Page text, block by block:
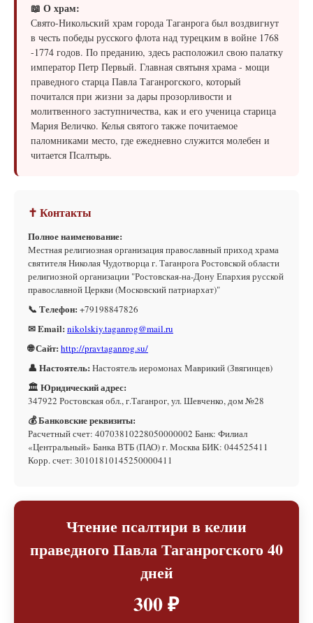
📖 О храм:
Свято-Никольский храм города Таганрога был воздвигнут
в честь победы русского флота над турецким в войне 1768
-1774 годов. По преданию, здесь расположил свою палатку
император Петр Первый. Главная святыня храма - мощи
праведного старца Павла Таганрогского, который
почитался при жизни за дары прозорливости и
молитвенного заступничества, как и его ученица старица
Мария Величко. Келья святого также почитаемое
паломниками место, где ежедневно служится молебен и
читается Псалтырь.
✝ Контакты
Полное наименование:
Местная религиозная организация православный приход храма
святителя Николая Чудотворца г. Таганрога Ростовской области
религиозной организации "Ростовская-на-Дону Епархия русской
православной Церкви (Московский патриархат)"
📞 Телефон: +79198847826
✉ Email: nikolskiy.taganrog@mail.ru
🌐 Сайт: http://pravtaganrog.su/
👤 Настоятель: Настоятель иеромонах Маврикий (Звягинцев)
🏛 Юридический адрес:
347922 Ростовская обл., г.Таганрог, ул. Шевченко, дом №28
💰 Банковские реквизиты:
Расчетный счет: 40703810228050000002 Банк: Филиал
«Центральный» Банка ВТБ (ПАО) г. Москва БИК: 044525411
Корр. счет: 30101810145250000411
Чтение псалтири в келии
праведного Павла Таганрогского 40
дней
300 ₽